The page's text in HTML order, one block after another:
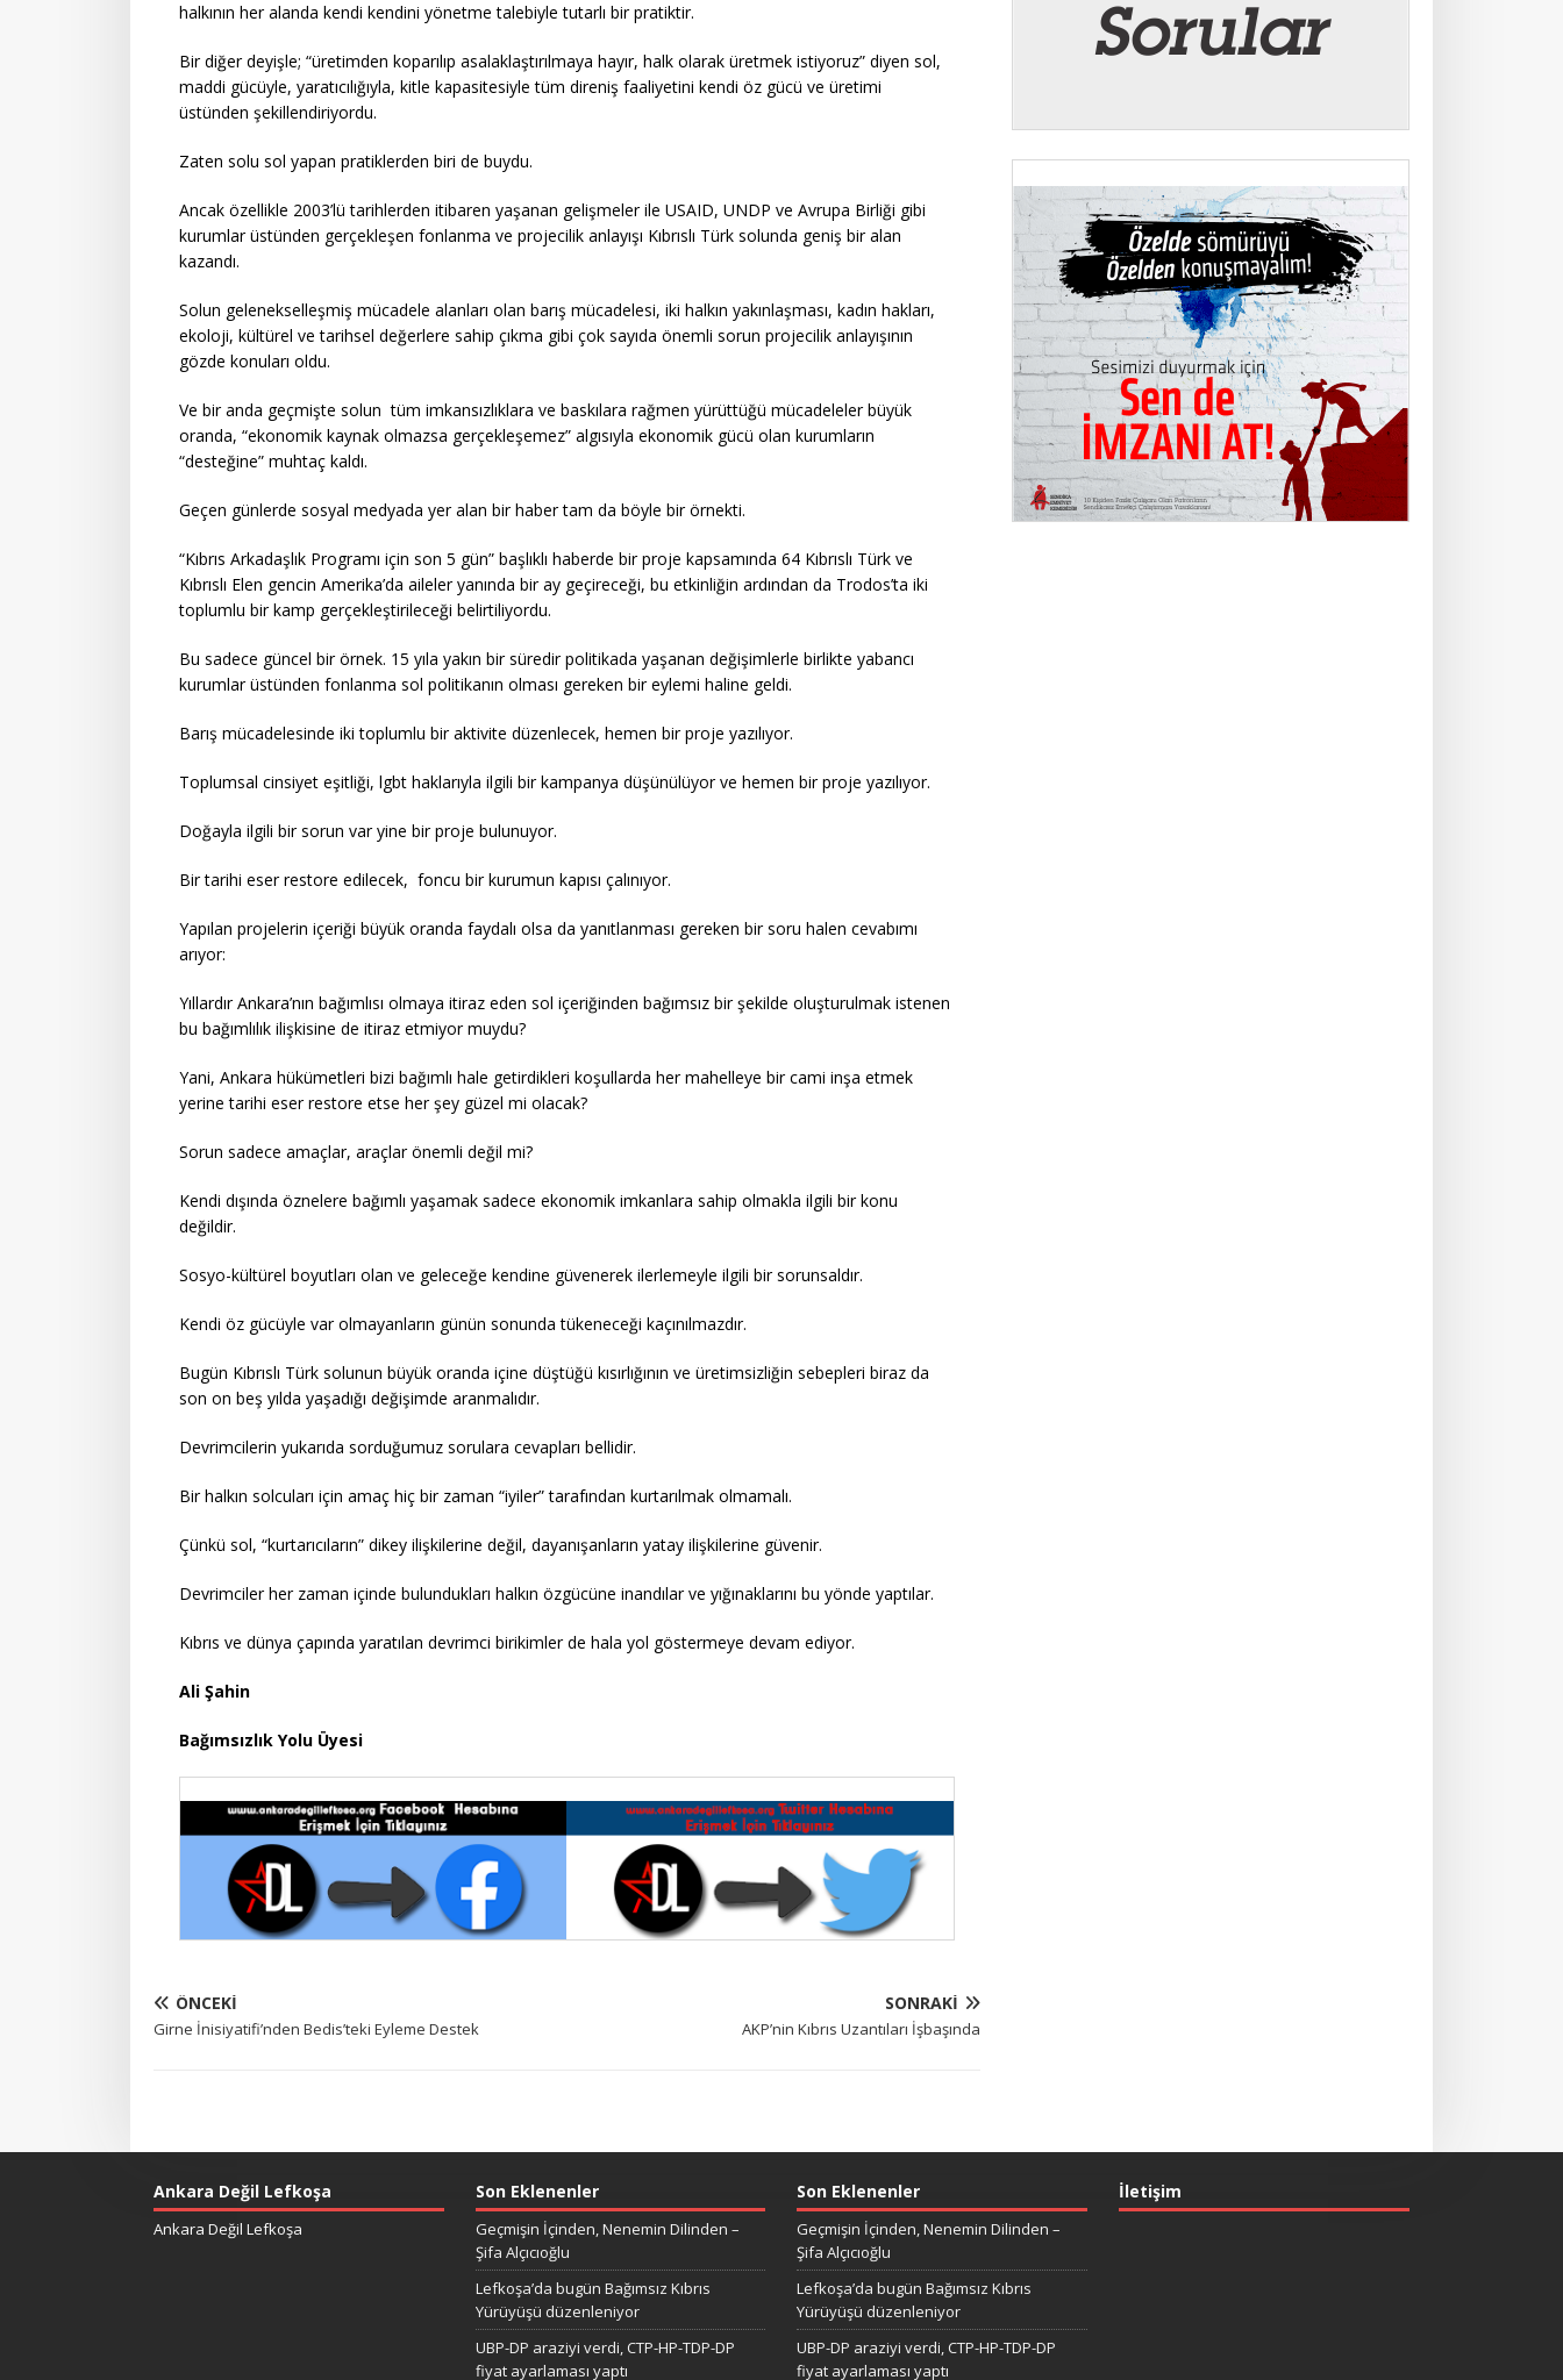
halkının her alanda kendi kendini yönetme talebiyle tutarlı bir pratiktir.
Bir diğer deyişle; “üretimden koparılıp asalaklaştırılmaya hayır, halk olarak üretmek istiyoruz” diyen sol,
maddi gücüyle, yaratıcılığıyla, kitle kapasitesiyle tüm direniş faaliyetini kendi öz gücü ve üretimi
üstünden şekillendiriyordu.
Zaten solu sol yapan pratiklerden biri de buydu.
Ancak özellikle 2003’lü tarihlerden itibaren yaşanan gelişmeler ile USAID, UNDP ve Avrupa Birliği gibi
kurumlar üstünden gerçekleşen fonlanma ve projecilik anlayışı Kıbrıslı Türk solunda geniş bir alan
kazandı.
Solun gelenekselleşmiş mücadele alanları olan barış mücadelesi, iki halkın yakınlaşması, kadın hakları,
ekoloji, kültürel ve tarihsel değerlere sahip çıkma gibi çok sayıda önemli sorun projecilik anlayışının
gözde konuları oldu.
Ve bir anda geçmişte solun tüm imkansızlıklara ve baskılara rağmen yürüttüğü mücadeleler büyük
oranda, “ekonomik kaynak olmazsa gerçekleşemez” algısıyla ekonomik gücü olan kurumların
“desteğine” muhtaç kaldı.
Geçen günlerde sosyal medyada yer alan bir haber tam da böyle bir örnekti.
“Kıbrıs Arkadaşlık Programı için son 5 gün” başlıklı haberde bir proje kapsamında 64 Kıbrıslı Türk ve
Kıbrıslı Elen gencin Amerika’da aileler yanında bir ay geçireceği, bu etkinliğin ardından da Trodos’ta iki
toplumlu bir kamp gerçekleştirileceği belirtiliyordu.
Bu sadece güncel bir örnek. 15 yıla yakın bir süredir politikada yaşanan değişimlerle birlikte yabancı
kurumlar üstünden fonlanma sol politikanın olması gereken bir eylemi haline geldi.
Barış mücadelesinde iki toplumlu bir aktivite düzenlecek, hemen bir proje yazılıyor.
Toplumsal cinsiyet eşitliği, lgbt haklarıyla ilgili bir kampanya düşünülüyor ve hemen bir proje yazılıyor.
Doğayla ilgili bir sorun var yine bir proje bulunuyor.
Bir tarihi eser restore edilecek, foncu bir kurumun kapısı çalınıyor.
Yapılan projelerin içeriği büyük oranda faydalı olsa da yanıtlanması gereken bir soru halen cevabımı
arıyor:
Yıllardır Ankara’nın bağımlısı olmaya itiraz eden sol içeriğinden bağımsız bir şekilde oluşturulmak istenen
bu bağımlılık ilişkisine de itiraz etmiyor muydu?
Yani, Ankara hükümetleri bizi bağımlı hale getirdikleri koşullarda her mahelleye bir cami inşa etmek
yerine tarihi eser restore etse her şey güzel mi olacak?
Sorun sadece amaçlar, araçlar önemli değil mi?
Kendi dışında öznelere bağımlı yaşamak sadece ekonomik imkanlara sahip olmakla ilgili bir konu
değildir.
Sosyo-kültürel boyutları olan ve geleceğe kendine güvenerek ilerlemeyle ilgili bir sorunsaldır.
Kendi öz gücüyle var olmayanların günün sonunda tükeneceği kaçınılmazdır.
Bugün Kıbrıslı Türk solunun büyük oranda içine düştüğü kısırlığının ve üretimsizliğin sebepleri biraz da
son on beş yılda yaşadığı değişimde aranmalıdır.
Devrimcilerin yukarıda sorduğumuz sorulara cevapları bellidir.
Bir halkın solcuları için amaç hiç bir zaman “iyiler” tarafından kurtarılmak olmamalı.
Çünkü sol, “kurtarıcıların” dikey ilişkilerine değil, dayanışanların yatay ilişkilerine güvenir.
Devrimciler her zaman içinde bulundukları halkın özgücüne inandılar ve yığınaklarını bu yönde yaptılar.
Kıbrıs ve dünya çapında yaratılan devrimci birikimler de hala yol göstermeye devam ediyor.
Ali Şahin
Bağımsızlık Yolu Üyesi
ÖNCEKI
Girne İnisiyatifi’nden Bedis’teki Eyleme Destek
SONRAKI
AKP’nin Kıbrıs Uzantıları İşbaşında
Ankara Değil Lefkoşa
Ankara Değil Lefkoşa
Son Eklenenler
Geçmişin İçinden, Nenemin Dilinden –
Şifa Alçıcıoğlu
Lefkoşa’da bugün Bağımsız Kıbrıs
Yürüyüşü düzenleniyor
UBP-DP araziyi verdi, CTP-HP-TDP-DP
fiyat ayarlaması yaptı
Son Eklenenler
Geçmişin İçinden, Nenemin Dilinden –
Şifa Alçıcıoğlu
Lefkoşa’da bugün Bağımsız Kıbrıs
Yürüyüşü düzenleniyor
UBP-DP araziyi verdi, CTP-HP-TDP-DP
fiyat ayarlaması yaptı
İletişim